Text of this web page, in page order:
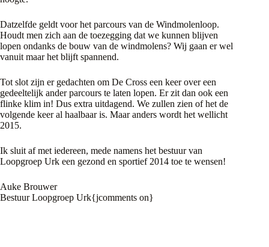
Datzelfde geldt voor het parcours van de Windmolenloop.
Houdt men zich aan de toezegging dat we kunnen blijven
lopen ondanks de bouw van de windmolens? Wij gaan er wel
vanuit maar het blijft spannend.
Tot slot zijn er gedachten om De Cross een keer over een
gedeeltelijk ander parcours te laten lopen. Er zit dan ook een
flinke klim in! Dus extra uitdagend. We zullen zien of het de
volgende keer al haalbaar is. Maar anders wordt het wellicht
2015.
Ik sluit af met iedereen, mede namens het bestuur van
Loopgroep Urk een gezond en sportief 2014 toe te wensen!
Auke Brouwer
Bestuur Loopgroep Urk{jcomments on}